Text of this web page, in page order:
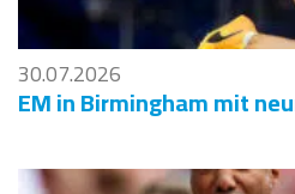
30.07.2026
EM in Birmingham mit